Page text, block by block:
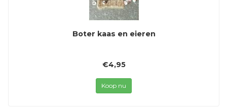
Boter kaas en eieren
€4,95
Koop nu